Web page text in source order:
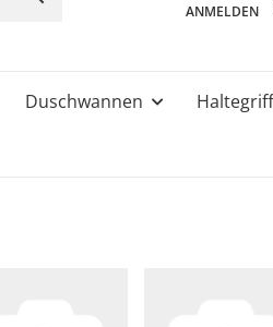
ANMELDEN
Duschwannen